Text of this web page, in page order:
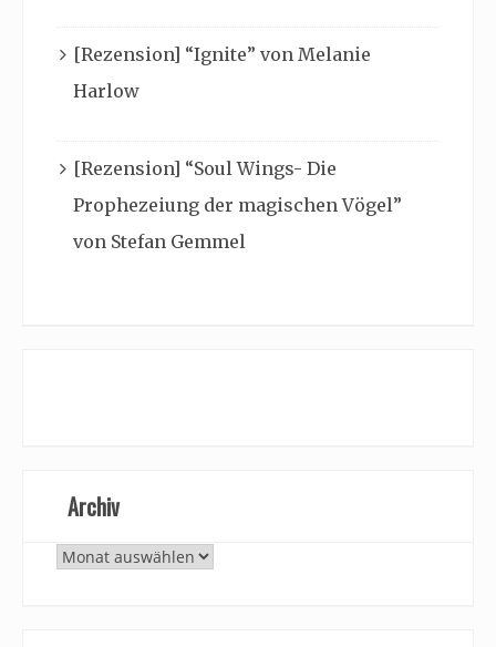
[Rezension] “Ignite” von Melanie
Harlow
[Rezension] “Soul Wings- Die
Prophezeiung der magischen Vögel”
von Stefan Gemmel
Archiv
Archiv